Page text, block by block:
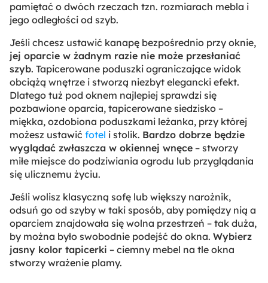
pamiętać o dwóch rzeczach tzn. rozmiarach mebla i
jego odległości od szyb.
Jeśli chcesz ustawić kanapę bezpośrednio przy oknie,
jej oparcie w żadnym razie nie może przesłaniać
szyb. Tapicerowane poduszki ograniczające widok
obciążą wnętrze i stworzą niezbyt elegancki efekt.
Dlatego tuż pod oknem najlepiej sprawdzi się
pozbawione oparcia, tapicerowane siedzisko –
miękka, ozdobiona poduszkami leżanka, przy której
możesz ustawić fotel i stolik. Bardzo dobrze będzie
wyglądać zwłaszcza w okiennej wnęce – stworzy
miłe miejsce do podziwiania ogrodu lub przyglądania
się ulicznemu życiu.
Jeśli wolisz klasyczną sofę lub większy narożnik,
odsuń go od szyby w taki sposób, aby pomiędzy nią a
oparciem znajdowała się wolna przestrzeń – tak duża,
by można było swobodnie podejść do okna. Wybierz
jasny kolor tapicerki – ciemny mebel na tle okna
stworzy wrażenie plamy.